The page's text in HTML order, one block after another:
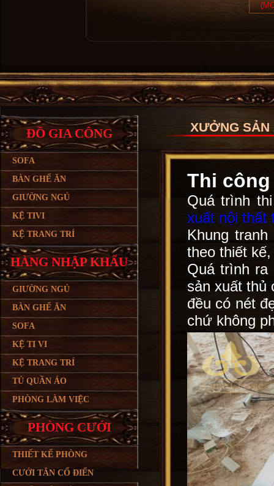
ĐỒ GIA CÔNG
SOFA
BÀN GHẾ ĂN
GIƯỜNG NGỦ
KỆ TIVI
KỆ TRANG TRÍ
HÀNG NHẬP KHẨU
GIƯỜNG NGỦ
BÀN GHẾ ĂN
SOFA
KỆ TI VI
KỆ TRANG TRÍ
TỦ QUẦN ÁO
PHÒNG LÀM VIỆC
PHÒNG CƯỚI
THIẾT KẾ PHÒNG
CƯỚI TÂN CỔ ĐIỂN
XƯỞNG SẢN
Thi
Quá trình
xuất nội thất
Khung
theo thiết
Quá trình
sản xuất thủ
đều có nét
chứ không